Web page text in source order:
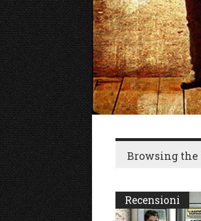
Browsing the
Recensioni